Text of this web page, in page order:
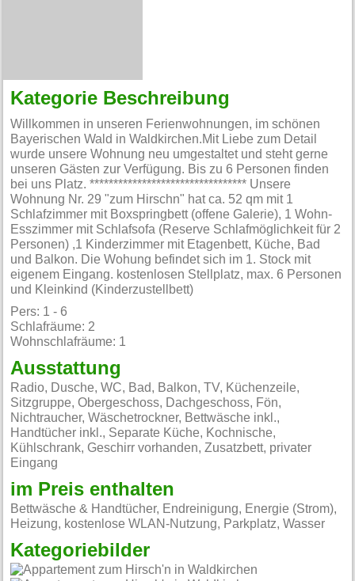
Kategorie Beschreibung
Willkommen in unseren Ferienwohnungen, im schönen
Bayerischen Wald in Waldkirchen.Mit Liebe zum Detail
wurde unsere Wohnung neu umgestaltet und steht gerne
unseren Gästen zur Verfügung. Bis zu 6 Personen finden
bei uns Platz. ********************************* Unsere
Wohnung Nr. 29 "zum Hirschn" hat ca. 52 qm mit 1
Schlafzimmer mit Boxspringbett (offene Galerie), 1 Wohn-
Esszimmer mit Schlafsofa (Reserve Schlafmöglichkeit für 2
Personen) ,1 Kinderzimmer mit Etagenbett, Küche, Bad
und Balkon. Die Wohung befindet sich im 1. Stock mit
eigenem Eingang. kostenlosen Stellplatz, max. 6 Personen
und Kleinkind (Kinderzustellbett)
Pers: 1 - 6
Schlafräume: 2
Wohnschlafräume: 1
Ausstattung
Radio, Dusche, WC, Bad, Balkon, TV, Küchenzeile,
Sitzgruppe, Obergeschoss, Dachgeschoss, Fön,
Nichtraucher, Wäschetrockner, Bettwäsche inkl.,
Handtücher inkl., Separate Küche, Kochnische,
Kühlschrank, Geschirr vorhanden, Zusatzbett, privater
Eingang
im Preis enthalten
Bettwäsche & Handtücher, Endreinigung, Energie (Strom),
Heizung, kostenlose WLAN-Nutzung, Parkplatz, Wasser
Kategoriebilder